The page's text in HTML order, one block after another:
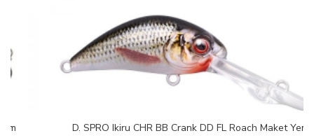
D. SPRO Ikiru CHR BB Crank DD FL Roach Maket Yem